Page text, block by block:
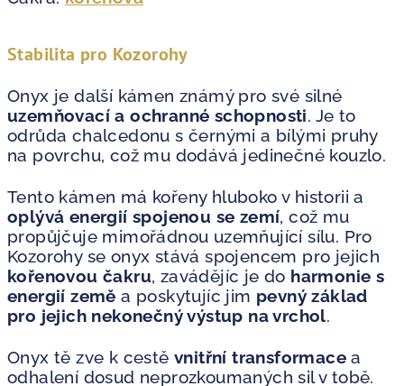
Stabilita pro Kozorohy
Onyx je další kámen známý pro své silné
uzemňovací a ochranné schopnosti. Je to
odrůda chalcedonu s černými a bílými pruhy
na povrchu, což mu dodává jedinečné kouzlo.
Tento kámen má kořeny hluboko v historii a
oplývá energií spojenou se zemí, což mu
propůjčuje mimořádnou uzemňující sílu. Pro
Kozorohy se onyx stává spojencem pro jejich
kořenovou čakru, zavádějíc je do harmonie s
energií země a poskytujíc jim pevný základ
pro jejich nekonečný výstup na vrchol.
Onyx tě zve k cestě vnitřní transformace a
odhalení dosud neprozkoumaných sil v tobě.